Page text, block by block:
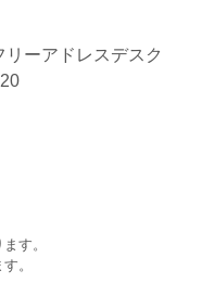
リーアドレスデスク
す。
。